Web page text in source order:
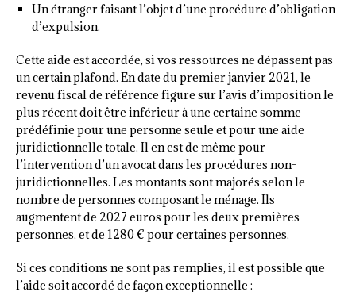
Un étranger faisant l’objet d’une procédure d’obligation
d’expulsion.
Cette aide est accordée, si vos ressources ne dépassent pas
un certain plafond. En date du premier janvier 2021, le
revenu fiscal de référence figure sur l’avis d’imposition le
plus récent doit être inférieur à une certaine somme
prédéfinie pour une personne seule et pour une aide
juridictionnelle totale. Il en est de même pour
l’intervention d’un avocat dans les procédures non-
juridictionnelles. Les montants sont majorés selon le
nombre de personnes composant le ménage. Ils
augmentent de 2027 euros pour les deux premières
personnes, et de 1280 € pour certaines personnes.
Si ces conditions ne sont pas remplies, il est possible que
l’aide soit accordé de façon exceptionnelle :